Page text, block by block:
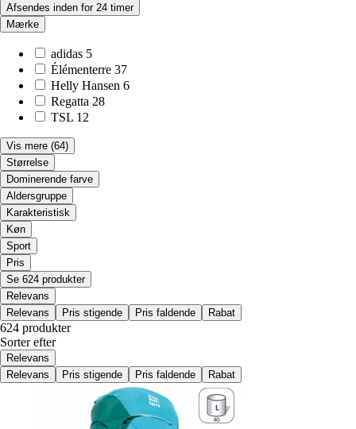
Afsendes inden for 24 timer
Mærke
adidas 5
Élémenterre 37
Helly Hansen 6
Regatta 28
TSL 12
Vis mere (64)
Størrelse
Dominerende farve
Aldersgruppe
Karakteristisk
Køn
Sport
Pris
Se 624 produkter
Relevans
Relevans
Pris stigende Pris faldende Rabat
624 produkter
Sorter efter
Relevans
Relevans
Pris stigende Pris faldende Rabat